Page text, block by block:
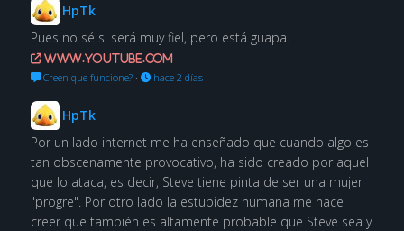
HpTk
Pues no sé si será muy fiel, pero está guapa.
www.youtube.com
Creen que funcione?· hace 2 días
HpTk
Por un lado internet me ha enseñado que cuando algo es
tan obscenamente provocativo, ha sido creado por aquel
que lo ataca, es decir, Steve tiene pinta de ser una mujer
"progre". Por otro lado la estupidez humana me hace
creer que también es altamente probable que Steve sea y